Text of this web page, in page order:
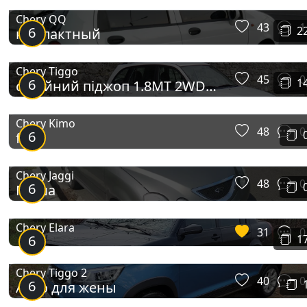
6
Chery QQ
компактный 43 1
6
Chery Tiggo
сімейний піджоп 1.8MT 2WD
LPG
45 0
6
Chery Kimo
f 48 0
6
Chery Jaggi
Маша 48 0
6
Chery Elara 31 0
6
Chery Tiggo 2
Авто для жены 40 0